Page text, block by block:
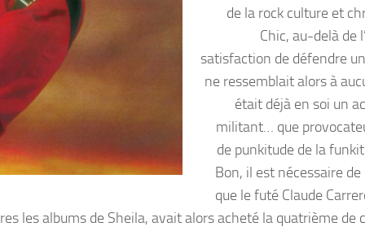
de la rock culture et
Chic, au-delà de
satisfaction de défendre
ne ressemblait alors à
était déjà en soi un
militant… que
de punkitude de la
Bon, il est nécessaire
que le futé Claude
les albums de Sheila, avait alors acheté la quatrième de